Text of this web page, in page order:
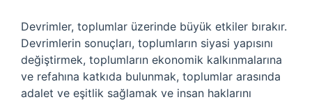
Devrimler, toplumlar üzerinde büyük etkiler bırakır.
Devrimlerin sonuçları, toplumların siyasi yapısını
değiştirmek, toplumların ekonomik kalkınmalarına
ve refahına katkıda bulunmak, toplumlar arasında
adalet ve eşitlik sağlamak ve insan haklarını